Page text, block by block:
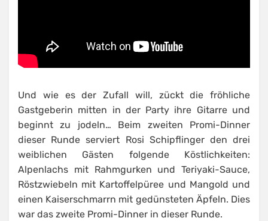
Und wie es der Zufall will, zückt die fröhliche
Gastgeberin mitten in der Party ihre Gitarre und
beginnt zu jodeln… Beim zweiten Promi-Dinner
dieser Runde serviert Rosi Schipflinger den drei
weiblichen Gästen folgende Köstlichkeiten:
Alpenlachs mit Rahmgurken und Teriyaki-Sauce,
Röstzwiebeln mit Kartoffelpüree und Mangold und
einen Kaiserschmarrn mit gedünsteten Äpfeln. Dies
war das zweite Promi-Dinner in dieser Runde.